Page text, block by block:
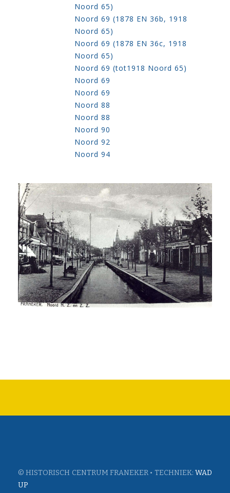
Noord 65)
Noord 69 (1878 EN 36b, 1918
Noord 65)
Noord 69 (1878 EN 36c, 1918
Noord 65)
Noord 69 (tot1918 Noord 65)
Noord 69
Noord 69
Noord 88
Noord 88
Noord 90
Noord 92
Noord 94
© HISTORISCH CENTRUM FRANEKER • TECHNIEK: WAD
UP